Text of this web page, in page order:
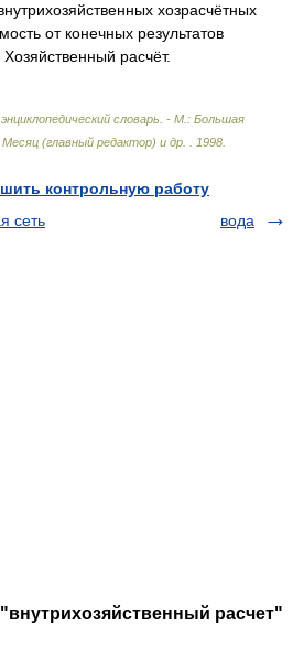
хозрасчётных
от конечных результатов
расчёт.
словарь. - М.: Большая
(главный редактор) и др. 1998
контрольную работу
сеть
вода
расчет"